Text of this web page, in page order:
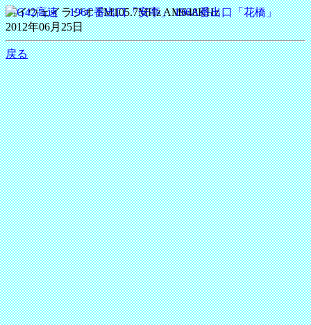
ハイウェイラジオ FM105.7MHz AM648KHz
2012年06月25日
戻る